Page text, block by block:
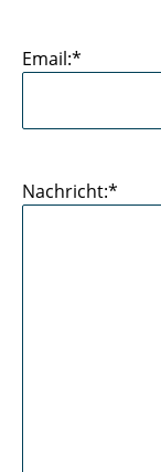
Email:*
Nachricht:*